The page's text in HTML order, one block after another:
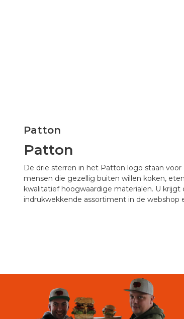
Patton
Patton
De drie sterren in het Patton logo staan voor
mensen die gezellig buiten willen koken,
kwalitatief hoogwaardige materialen. U
indrukwekkende assortiment in de webshop